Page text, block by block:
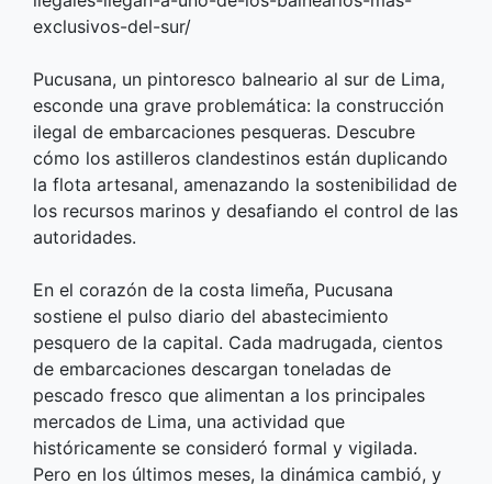
exclusivos-del-sur/
Pucusana, un pintoresco balneario al sur de Lima,
esconde una grave problemática: la construcción
ilegal de embarcaciones pesqueras. Descubre
cómo los astilleros clandestinos están duplicando
la flota artesanal, amenazando la sostenibilidad de
los recursos marinos y desafiando el control de las
autoridades.
En el corazón de la costa limeña, Pucusana
sostiene el pulso diario del abastecimiento
pesquero de la capital. Cada madrugada, cientos
de embarcaciones descargan toneladas de
pescado fresco que alimentan a los principales
mercados de Lima, una actividad que
históricamente se consideró formal y vigilada.
Pero en los últimos meses, la dinámica cambió, y